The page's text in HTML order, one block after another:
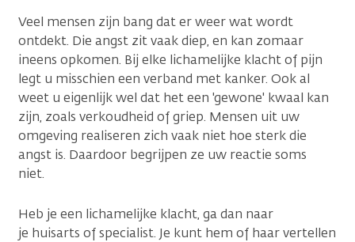
Veel mensen zijn bang dat er weer wat wordt
ontdekt. Die angst zit vaak diep, en kan zomaar
ineens opkomen. Bij elke lichamelijke klacht of pijn
legt u misschien een verband met kanker. Ook al
weet u eigenlijk wel dat het een 'gewone' kwaal kan
zijn, zoals verkoudheid of griep. Mensen uit uw
omgeving realiseren zich vaak niet hoe sterk die
angst is. Daardoor begrijpen ze uw reactie soms
niet.
Heb je een lichamelijke klacht, ga dan naar
je huisarts of specialist. Je kunt hem of haar vertellen